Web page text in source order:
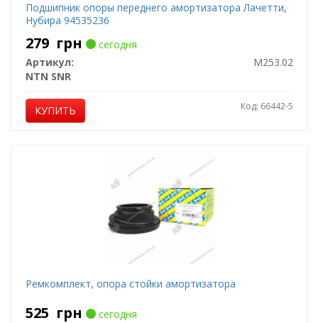
Подшипник опоры переднего амортизатора Лачетти,
Нубира 94535236
279 грн
сегодня
Артикул:
M253.02
NTN SNR
КУПИТЬ Код: 66442-5
Ремкомплект, опора стойки амортизатора
525 грн
сегодня